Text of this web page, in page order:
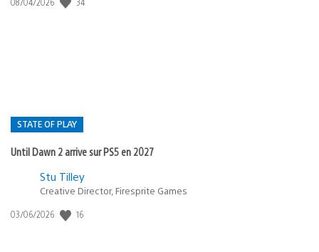
STATE OF PLAY
Until Dawn 2 arrive sur PS5 en 2027
Postée
:
Stu Tilley
Creative Director, Firesprite Games
Date
03/06/2026 16